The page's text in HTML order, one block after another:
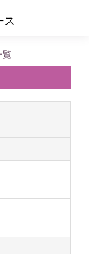
ス
覧